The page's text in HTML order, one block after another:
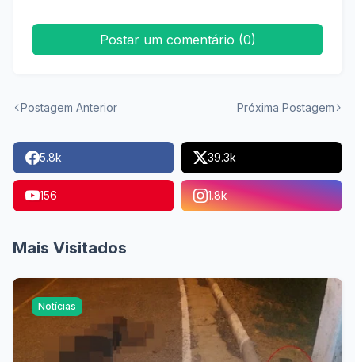
Postar um comentário (0)
Postagem Anterior Próxima Postagem
5.8k 39.3k
156 1.8k
Mais Visitados
Notícias